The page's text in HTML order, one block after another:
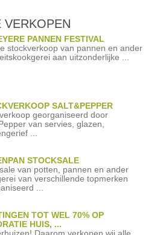
VERKOPEN
PANNEN FESTIVAL
stockverkoop van pannen en ander
aan uitzonderlijke ...
SALT&PEPPER
georganiseerd door
van servies, glazen,
...
STOCKSALE
van potten, pannen en ander
van verschillende topmerken
...
TOT WEL 70% OP
HUIS, ...